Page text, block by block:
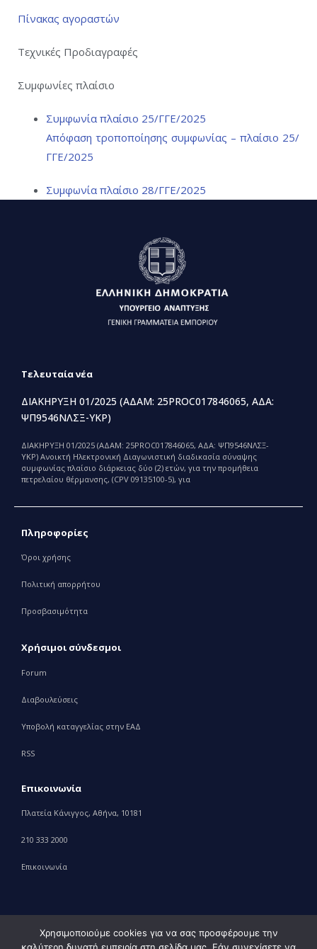
Πίνακας αγοραστών
Τεχνικές Προδιαγραφές
Συμφωνίες πλαίσιο
Συμφωνία πλαίσιο 25/ΓΓΕ/2025
Απόφαση τροποποίησης συμφωνίας – πλαίσιο 25/
ΓΓΕ/2025
Συμφωνία πλαίσιο 28/ΓΓΕ/2025
Τελευταία νέα
ΔΙΑΚΗΡΥΞΗ 01/2025 (ΑΔΑΜ: 25PROC017846065, ΑΔΑ:
ΨΠ9546ΝΛΣΞ-ΥΚΡ)
ΔΙΑΚΗΡΥΞΗ 01/2025 (ΑΔΑΜ: 25PROC017846065, ΑΔΑ: ΨΠ9546ΝΛΣΞ-
ΥΚΡ) Ανοικτή Ηλεκτρονική Διαγωνιστική διαδικασία σύναψης
συμφωνίας πλαίσιο διάρκειας δύο (2) ετών, για την προμήθεια
πετρελαίου θέρμανσης, (CPV 09135100-5), για
Πληροφορίες
Όροι χρήσης
Πολιτική απορρήτου
Προσβασιμότητα
Χρήσιμοι σύνδεσμοι
Forum
Διαβουλεύσεις
Υποβολή καταγγελίας στην ΕΑΔ
RSS
Επικοινωνία
Πλατεία Κάνιγγος, Αθήνα, 10181
210 333 2000
Επικοινωνία
Χρησιμοποιούμε cookies για να σας προσφέρουμε την